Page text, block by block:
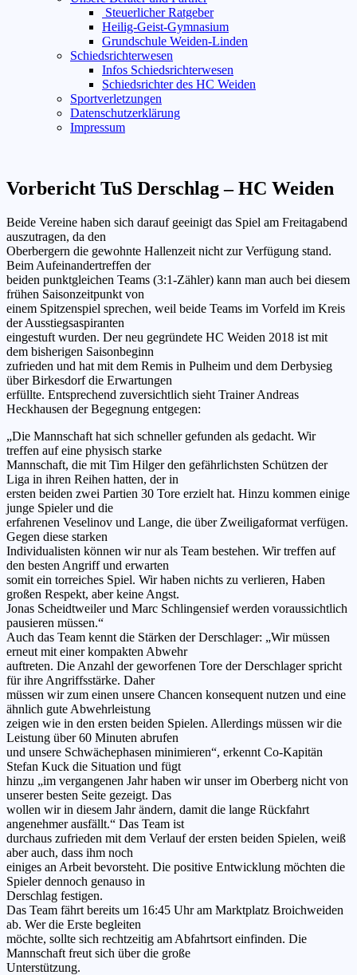
Steuerlicher Ratgeber
Heilig-Geist-Gymnasium
Grundschule Weiden-Linden
Schiedsrichterwesen
Infos Schiedsrichterwesen
Schiedsrichter des HC Weiden
Sportverletzungen
Datenschutzerklärung
Impressum
Vorbericht TuS Derschlag – HC Weiden
Beide Vereine haben sich darauf geeinigt das Spiel am Freitagabend
auszutragen, da den
Oberbergern die gewohnte Hallenzeit nicht zur Verfügung stand.
Beim Aufeinandertreffen der
beiden punktgleichen Teams (3:1-Zähler) kann man auch bei diesem
frühen Saisonzeitpunkt von
einem Spitzenspiel sprechen, weil beide Teams im Vorfeld im Kreis
der Ausstiegsaspiranten
eingestuft wurden. Der neu gegründete HC Weiden 2018 ist mit
dem bisherigen Saisonbeginn
zufrieden und hat mit dem Remis in Pulheim und dem Derbysieg
über Birkesdorf die Erwartungen
erfüllte. Entsprechend zuversichtlich sieht Trainer Andreas
Heckhausen der Begegnung entgegen:
„Die Mannschaft hat sich schneller gefunden als gedacht. Wir
treffen auf eine physisch starke
Mannschaft, die mit Tim Hilger den gefährlichsten Schützen der
Liga in ihren Reihen hatten, der in
ersten beiden zwei Partien 30 Tore erzielt hat. Hinzu kommen einige
junge Spieler und die
erfahrenen Veselinov und Lange, die über Zweiligaformat verfügen.
Gegen diese starken
Individualisten können wir nur als Team bestehen. Wir treffen auf
den besten Angriff und erwarten
somit ein torreiches Spiel. Wir haben nichts zu verlieren, Haben
großen Respekt, aber keine Angst.
Jonas Scheidtweiler und Marc Schlingensief werden voraussichtlich
pausieren müssen.“
Auch das Team kennt die Stärken der Derschlager: „Wir müssen
erneut mit einer kompakten Abwehr
auftreten. Die Anzahl der geworfenen Tore der Derschlager spricht
für ihre Angriffsstärke. Daher
müssen wir zum einen unsere Chancen konsequent nutzen und eine
ähnlich gute Abwehrleistung
zeigen wie in den ersten beiden Spielen. Allerdings müssen wir die
Leistung über 60 Minuten abrufen
und unsere Schwächephasen minimieren“, erkennt Co-Kapitän
Stefan Kuck die Situation und fügt
hinzu „im vergangenen Jahr haben wir unser im Oberberg nicht von
unserer besten Seite gezeigt. Das
wollen wir in diesem Jahr ändern, damit die lange Rückfahrt
angenehmer ausfällt.“ Das Team ist
durchaus zufrieden mit dem Verlauf der ersten beiden Spielen, weiß
aber auch, dass ihm noch
einiges an Arbeit bevorsteht. Die positive Entwicklung möchten die
Spieler dennoch genauso in
Derschlag festigen.
Das Team fährt bereits um 16:45 Uhr am Marktplatz Broichweiden
ab. Wer die Erste begleiten
möchte, sollte sich rechtzeitig am Abfahrtsort einfinden. Die
Mannschaft freut sich über die große
Unterstützung.